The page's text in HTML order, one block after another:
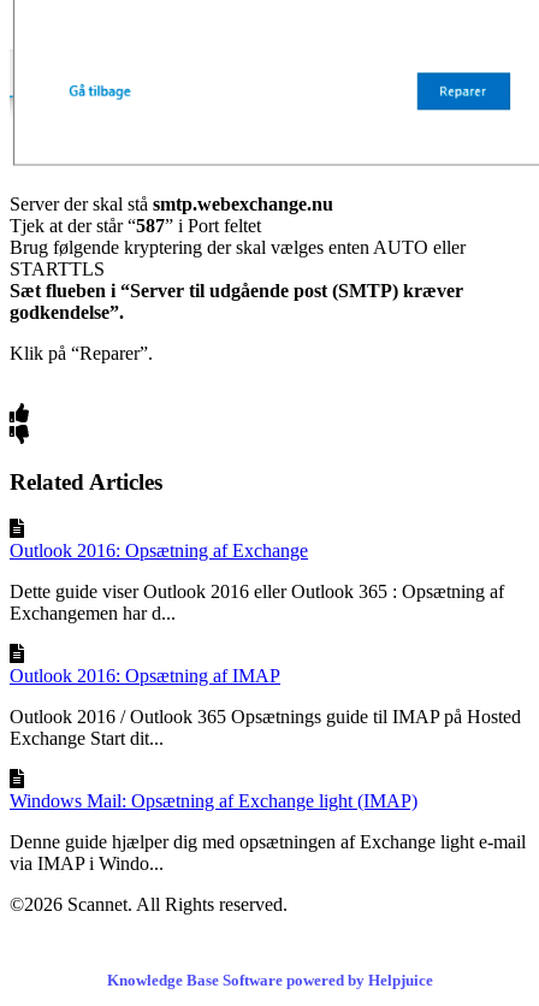
Server der skal stå smtp.webexchange.nu
Tjek at der står “587” i Port feltet
Brug følgende kryptering der skal vælges enten AUTO eller
STARTTLS
Sæt flueben i “Server til udgående post (SMTP) kræver
godkendelse”.
Klik på “Reparer”.
Related Articles
Outlook 2016: Opsætning af Exchange
Dette guide viser Outlook 2016 eller Outlook 365 : Opsætning af
Exchangemen har d...
Outlook 2016: Opsætning af IMAP
Outlook 2016 / Outlook 365 Opsætnings guide til IMAP på Hosted
Exchange Start dit...
Windows Mail: Opsætning af Exchange light (IMAP)
Denne guide hjælper dig med opsætningen af Exchange light e-mail
via IMAP i Windo...
©2026 Scannet. All Rights reserved.
Knowledge Base Software powered by Helpjuice